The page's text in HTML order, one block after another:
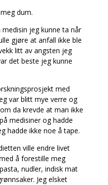
dum.
jeg kunne ta når
gjøre at anfall ikke ble
litt av angsten jeg
det beste jeg kunne
med
var blitt mye verre og
da krevde at man ikke
medisiner og hadde
hadde ikke noe å tape.
ville endre livet
å forestille meg
nudler, indisk mat
Jeg elsket